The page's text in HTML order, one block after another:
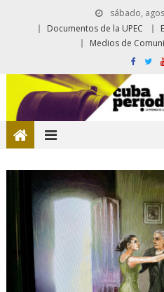
sábado,
Documentos de la UPEC
Medios de